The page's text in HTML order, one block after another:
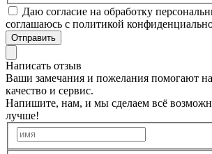
Даю согласие на обработку
соглашаюсь с политикой
Отправить
Написать отзыв
Ваши замечания и пожелания помогают
качество и сервис.
Напишите, нам, и мы сделаем всё
лучше!